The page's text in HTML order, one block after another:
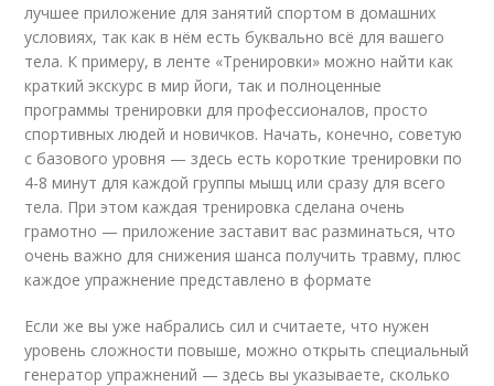
лучшее приложение для занятий спортом в домашних
условиях, так как в нём есть буквально всё для вашего
тела. К примеру, в ленте «Тренировки» можно найти как
краткий экскурс в мир йоги, так и полноценные
программы тренировки для профессионалов, просто
спортивных людей и новичков. Начать, конечно, советую
с базового уровня — здесь есть короткие тренировки по
4-8 минут для каждой группы мышц или сразу для всего
тела. При этом каждая тренировка сделана очень
грамотно — приложение заставит вас разминаться, что
очень важно для снижения шанса получить травму, плюс
каждое упражнение представлено в формате
Если же вы уже набрались сил и считаете, что нужен
уровень сложности повыше, можно открыть специальный
генератор упражнений — здесь вы указываете, сколько